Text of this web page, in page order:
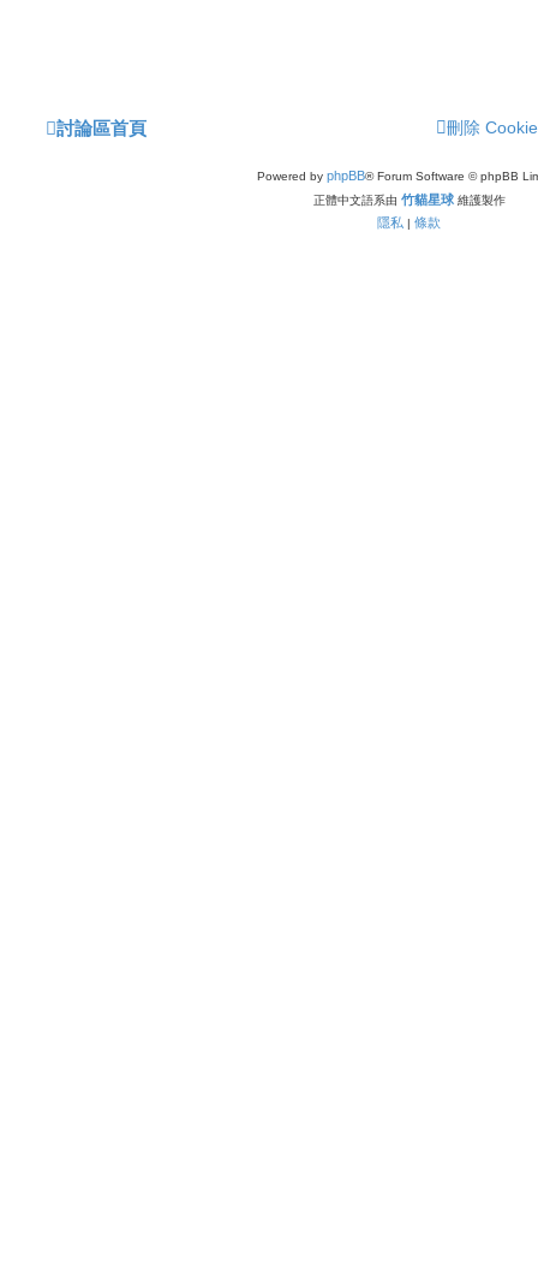
討論區首頁 刪除
Powered by phpBB® Forum Software © phpBB
正體中文語系由 竹貓星球維護製作
隱私 | 條款